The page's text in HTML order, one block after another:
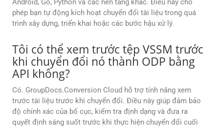
Android, Go, Python và các nền tảng khác. Điều này cho
phép bạn tự động kích hoạt chuyển đổi tài liệu trong quá
trình xây dựng, triển khai hoặc các bước hậu xử lý.
Tôi có thể xem trước tệp VSSM trước
khi chuyển đổi nó thành ODP bằng
API không?
Có. GroupDocs.Conversion Cloud hỗ trợ tính năng xem
trước tài liệu trước khi chuyển đổi. Điều này giúp đảm bảo
độ chính xác của bố cục, kiểm tra định dạng và đưa ra
quyết định sáng suốt trước khi thực hiện chuyển đổi cuối